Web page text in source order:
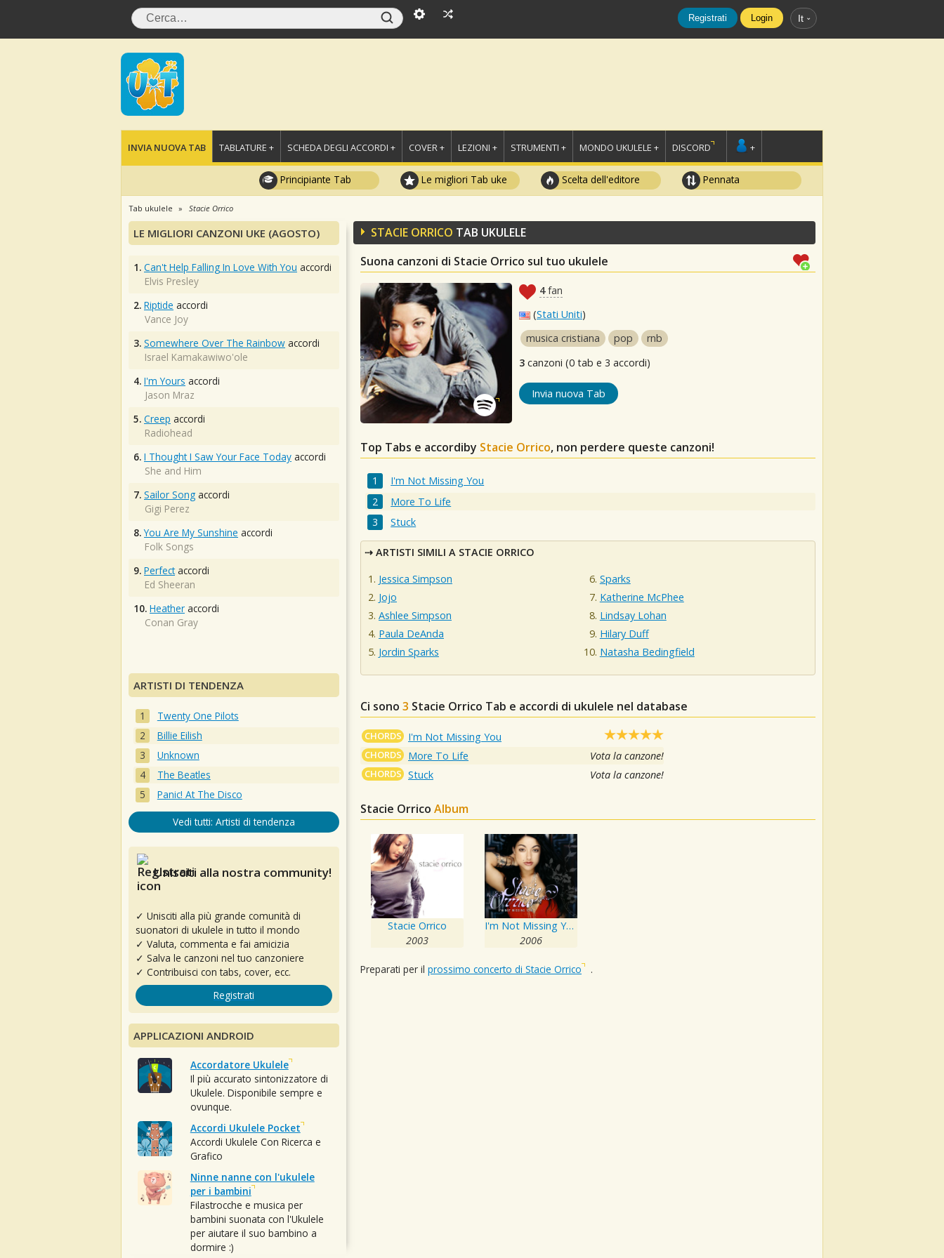
Registrati Login It
INVIA NUOVA TAB TABLATURE + SCHEDA DEGLI ACCORDI + COVER + LEZIONI + STRUMENTI + MONDO UKULELE + DISCORD +
Principiante Tab Le migliori Tab uke Scelta dell'editore Pennata
Tab ukulele Stacie Orrico
STACIE ORRICO TAB UKULELE
Suona canzoni di Stacie Orrico sul tuo ukulele
4fan
(Stati Uniti)
musica cristiana
pop
rnb
3 canzoni (0 tab e 3 accordi)
Invia nuova Tab
Top Tabs e accordiby Stacie Orrico, non perdere queste canzoni!
I'm Not Missing You
More To Life
Stuck
ARTISTI SIMILI A STACIE ORRICO
Jessica Simpson
Jojo
Ashlee Simpson
Paula DeAnda
Jordin Sparks
Sparks
Katherine McPhee
Lindsay Lohan
Hilary Duff
Natasha Bedingfield
Ci sono 3 Stacie Orrico Tab e accordi di ukulele nel database
CHORDS I'm Not Missing You
CHORDS More To Life Vota la canzone!
CHORDS Stuck Vota la canzone!
Stacie Orrico Album
Stacie Orrico
2003
I'm Not Missing You
2006
Preparati per il prossimo concerto di Stacie Orrico .
LE MIGLIORI CANZONI UKE (AGOSTO)
1. Can't Help Falling In Love With You accordi
Elvis Presley
2. Riptide accordi
Vance Joy
3. Somewhere Over The Rainbow accordi
Israel Kamakawiwo'ole
4. I'm Yours accordi
Jason Mraz
5. Creep accordi
Radiohead
6. I Thought I Saw Your Face Today accordi
She and Him
7. Sailor Song accordi
Gigi Perez
8. You Are My Sunshine accordi
Folk Songs
9. Perfectaccordi
Ed Sheeran
10. Heather accordi
Conan Gray
ARTISTI DI TENDENZA
Twenty One Pilots
Billie Eilish
Unknown
The Beatles
Panic! At The Disco
Vedi tutti: Artisti di tendenza
Unisciti alla nostra community!
✓ Unisciti alla più grande comunità di
suonatori di ukulele in tutto il mondo
✓ Valuta, commenta e fai amicizia
✓ Salva le canzoni nel tuo canzoniere
✓ Contribuisci con tabs, cover, ecc.
Registrati
APPLICAZIONI ANDROID
Accordatore Ukulele
Il più accurato sintonizzatore di
Ukulele. Disponibile sempre e
ovunque.
Accordi Ukulele Pocket
Accordi Ukulele Con Ricerca e
Grafico
Ninne nanne con l'ukulele
per i bambini
Filastrocche e musica per
bambini suonata con l'Ukulele
per aiutare il suo bambino a
dormire :)